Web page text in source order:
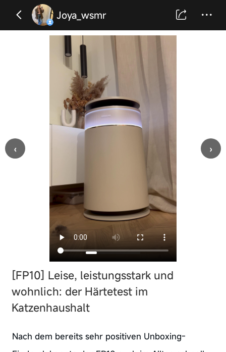
Joya_wsmr
‹ ›
[FP10] Leise, leistungsstark und
wohnlich: der Härtetest im
Katzenhaushalt
Nach dem bereits sehr positiven Unboxing-